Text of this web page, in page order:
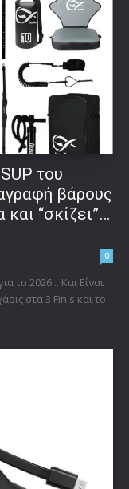
του
βάρους
“σκίζει”…
0
το 2026... Και Είναι
στα 3 Fin's και το